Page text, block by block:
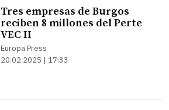
Tres empresas de Burgos
reciben 8 millones del Perte
VEC II
Europa Press
20.02.2025 | 17:33